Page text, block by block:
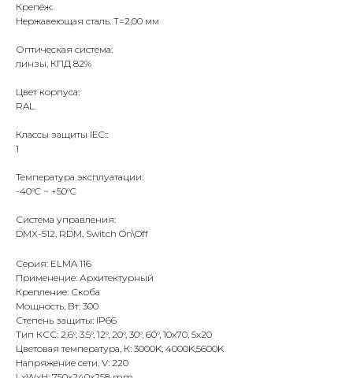
Крепёж:
Нержавеющая сталь. T=2,00 мм
Оптическая система:
линзы, КПД 82%
Цвет корпуса:
RAL.
Классы защиты IEC::
1
Температура эксплуатации:
-40°C ~ +50°C
Система управления:
DMX-512, RDM, Switch On\Off
Серия: ELMA 116
Применение: Архитектурный
Крепление: Скоба
Мощность, Вт: 300
Степень защиты: IP66
Тип КСС: 2.6°, 3.5°, 12°, 20°, 30°, 60°, 10x70, 5x20
Цветовая температура, К: 3000K, 4000K,5600K
Напряжение сети, V: 220